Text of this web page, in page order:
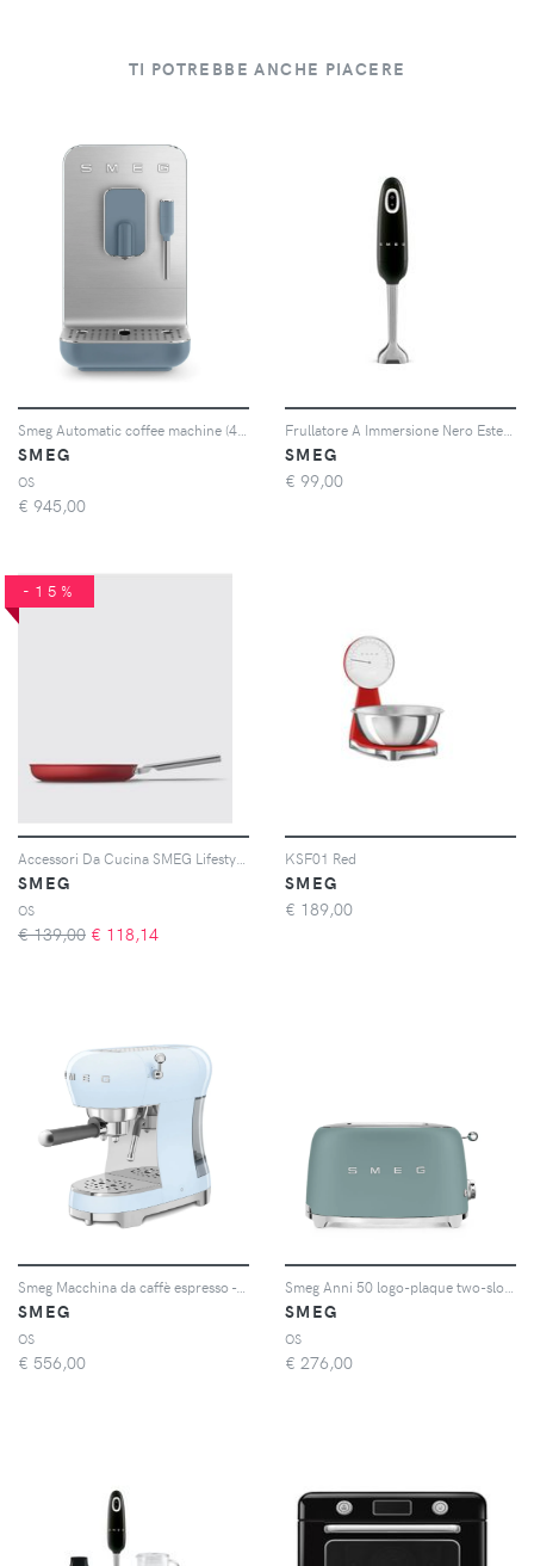
TI POTREBBE ANCHE PIACERE
SMEG
OS
€ 945,00
SMEG
€ 99,00
-15%
SMEG
OS
€ 139,00 € 118,14
KSF01 Red
SMEG
€ 189,00
SMEG
OS
€ 556,00
SMEG
OS
€ 276,00